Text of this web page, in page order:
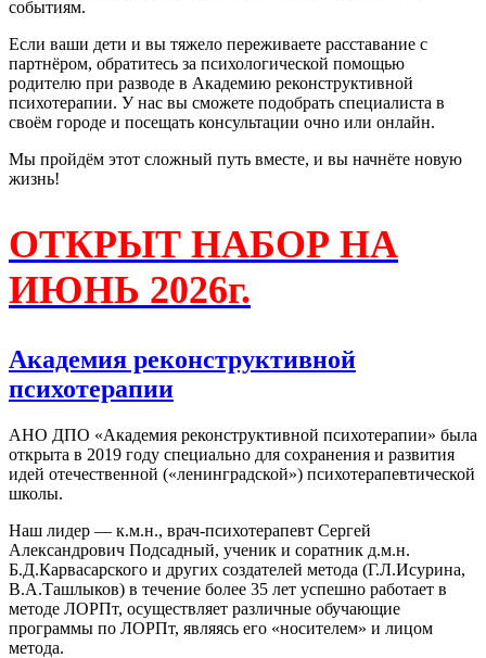
событиям.
Если ваши дети и вы тяжело переживаете расставание с
партнёром, обратитесь за психологической помощью
родителю при разводе в Академию реконструктивной
психотерапии. У нас вы сможете подобрать специалиста в
своём городе и посещать консультации очно или онлайн.
Мы пройдём этот сложный путь вместе, и вы начнёте новую
жизнь!
ОТКРЫТ НАБОР НА
ИЮНЬ 2026г.
Академия реконструктивной
психотерапии
АНО ДПО «Академия реконструктивной психотерапии» была
открыта в 2019 году специально для сохранения и развития
идей отечественной («ленинградской») психотерапевтической
школы.
Наш лидер — к.м.н., врач-психотерапевт Сергей
Александрович Подсадный, ученик и соратник д.м.н.
Б.Д.Карвасарского и других создателей метода (Г.Л.Исурина,
В.А.Ташлыков) в течение более 35 лет успешно работает в
методе ЛОРПт, осуществляет различные обучающие
программы по ЛОРПт, являясь его «носителем» и лицом
метода.